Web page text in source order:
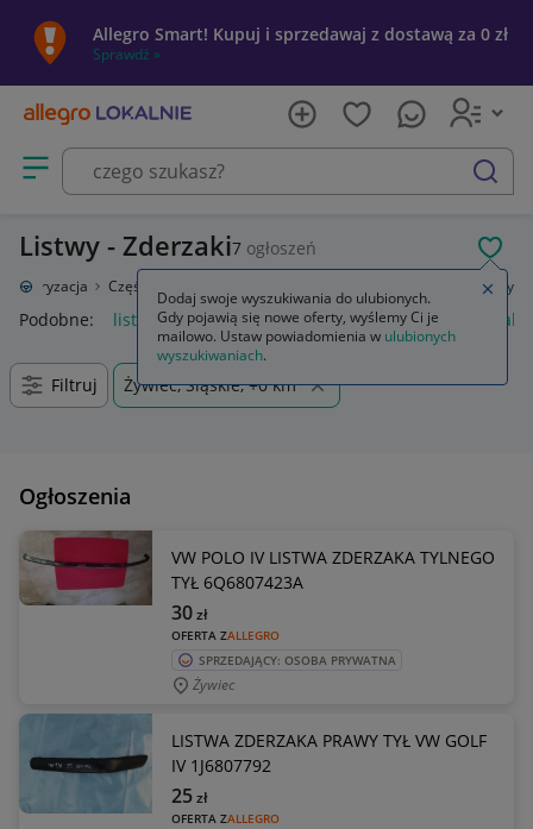
Allegro Smart! Kupuj i sprzedawaj z dostawą za 0 zł
Sprawdź »
Otwórz menu z kategoriami
szukaj
Listwy - Zderzaki7 ogłoszeń
Motoryzacja Części samochodowe Listwy
Podobne: listwy listwy przypodłogowe listwy progowe
Filtruj Żywiec, Śląskie, +0 km
Ogłoszenia
VW POLO IV LISTWA ZDERZAKA TYLNEGO
TYŁ 6Q6807423A
OFERTA ZALLEGRO
30zł
SPRZEDAJĄCY: OSOBA PRYWATNA
Żywiec
LISTWA ZDERZAKA PRAWY TYŁ VW GOLF
IV 1J6807792
OFERTA ZALLEGRO
25zł
Dodaj swoje wyszukiwania do ulubionych.
Gdy pojawią się nowe oferty, wyślemy Ci je
mailowo. Ustaw powiadomienia w ulubionych
wyszukiwaniach.